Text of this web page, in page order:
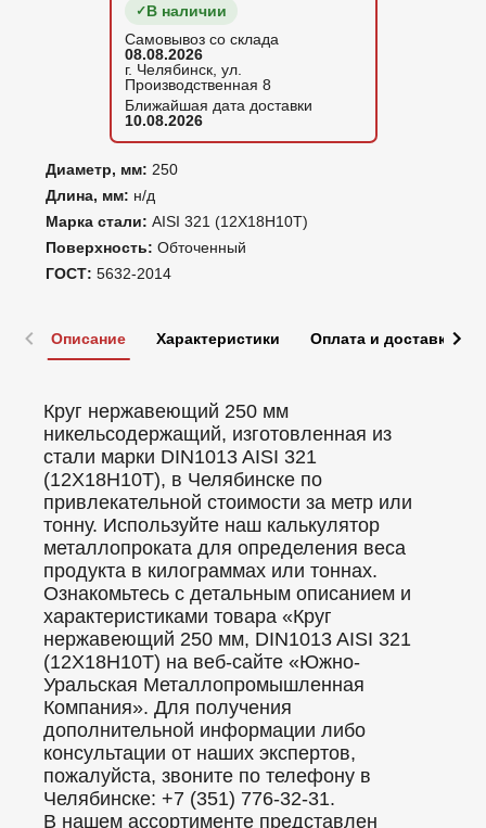
Диаметр, мм: 250
Длина, мм: н/д
Марка стали: AISI 321 (12Х18Н10Т)
Поверхность: Обточенный
ГОСТ: 5632-2014
В наличии
Самовывоз со склада
08.08.2026
г. Челябинск, ул.
Производственная 8
Ближайшая дата доставки
10.08.2026
Описание Характеристики Оплата и доставка
Круг нержавеющий 250 мм
никельсодержащий, изготовленная из
стали марки DIN1013 AISI 321
(12Х18Н10Т), в Челябинске по
привлекательной стоимости за метр или
тонну. Используйте наш калькулятор
металлопроката для определения веса
продукта в килограммах или тоннах.
Ознакомьтесь с детальным описанием и
характеристиками товара «Круг
нержавеющий 250 мм, DIN1013 AISI 321
(12Х18Н10Т) на веб-сайте «Южно-
Уральская Металлопромышленная
Компания». Для получения
дополнительной информации либо
консультации от наших экспертов,
пожалуйста, звоните по телефону в
Челябинске: +7 (351) 776-32-31.
В нашем ассортименте представлен